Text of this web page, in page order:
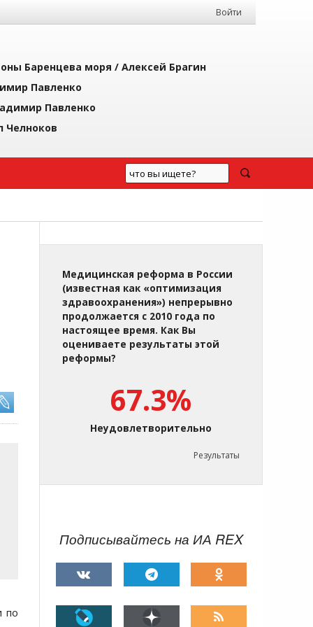
Войти
Баренцева моря / Алексей Брагин
Павленко
Павленко
Челноков
по
Медицинская реформа в России
(известная как «оптимизация
здравоохранения») непрерывно
продолжается с 2010 года по
настоящее время. Как Вы
оцениваете результаты этой
реформы?
67.3%
Неудовлетворительно
Результаты
Подписывайтесь на ИА REX